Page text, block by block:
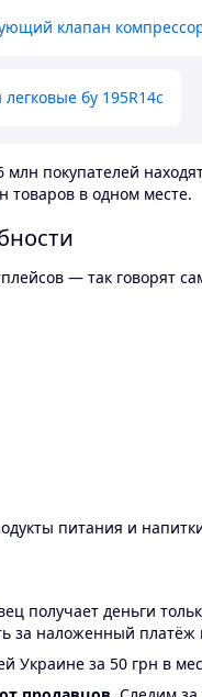
клапан
бу 195R14c
покупателей
товаров в одном месте.
— так говорят
питания и
получает деньги
за наложенный платёж
Украине за 50 грн в